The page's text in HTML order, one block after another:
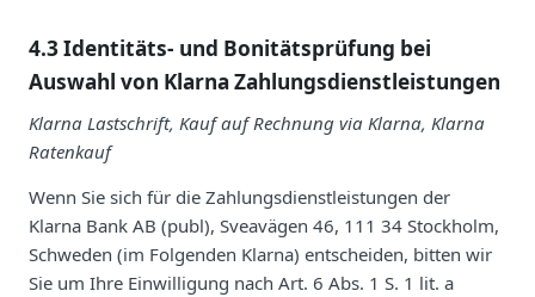
4.3 Identitäts- und Bonitätsprüfung bei
Auswahl von Klarna Zahlungsdienstleistungen
Klarna Lastschrift, Kauf auf Rechnung via Klarna, Klarna
Ratenkauf
Wenn Sie sich für die Zahlungsdienstleistungen der
Klarna Bank AB (publ), Sveavägen 46, 111 34 Stockholm,
Schweden (im Folgenden Klarna) entscheiden, bitten wir
Sie um Ihre Einwilligung nach Art. 6 Abs. 1 S. 1 lit. a